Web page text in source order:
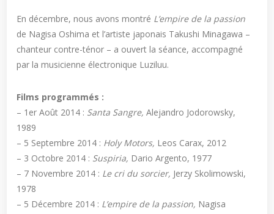
En décembre, nous avons montré L’empire de la passion
de Nagisa Oshima et l’artiste japonais Takushi Minagawa –
chanteur contre-ténor – a ouvert la séance, accompagné
par la musicienne électronique Luziluu.
Films programmés :
– 1er Août 2014 : Santa Sangre, Alejandro Jodorowsky,
1989
– 5 Septembre 2014 : Holy Motors, Leos Carax, 2012
– 3 Octobre 2014 : Suspiria, Dario Argento, 1977
– 7 Novembre 2014 : Le cri du sorcier, Jerzy Skolimowski,
1978
– 5 Décembre 2014 : L’empire de la passion, Nagisa